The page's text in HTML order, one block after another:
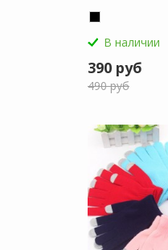
В наличии
390 руб
490 руб